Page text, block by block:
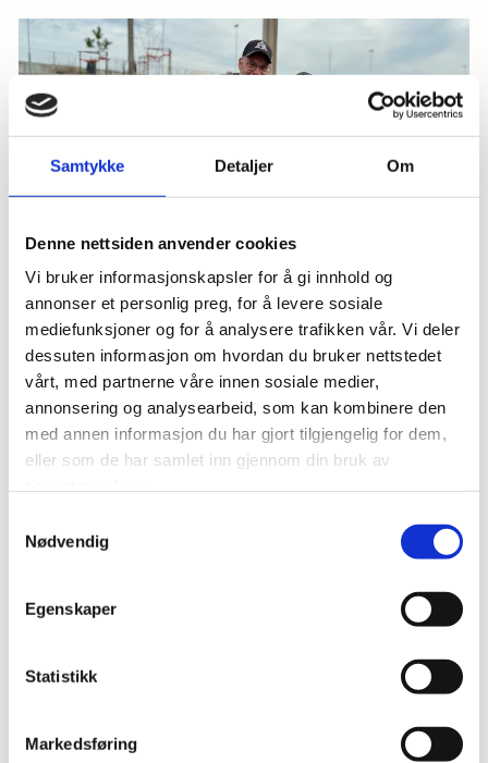
Samtykke Detaljer Om
Denne nettsiden anvender cookies
Vi bruker informasjonskapsler for å gi innhold og
annonser et personlig preg, for å levere sosiale
mediefunksjoner og for å analysere trafikken vår. Vi deler
dessuten informasjon om hvordan du bruker nettstedet
vårt, med partnerne våre innen sosiale medier,
annonsering og analysearbeid, som kan kombinere den
med annen informasjon du har gjort tilgjengelig for dem,
eller som de har samlet inn gjennom din bruk av
Nødvendig
Egenskaper
Statistikk
Markedsføring
29/04/2025 -Utafor Boksen Nordre Follo, Foto: Rolf-Otto Eriksen.
Nå blir det liv på «sovesiden» av Ski
stasjon